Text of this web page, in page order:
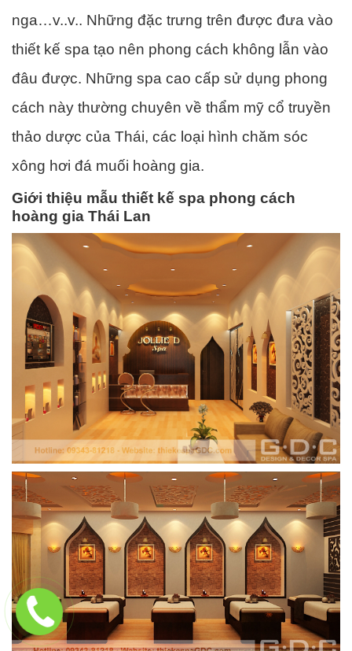
nga…v..v.. Những đặc trưng trên được đưa vào
thiết kế spa tạo nên phong cách không lẫn vào
đâu được. Những spa cao cấp sử dụng phong
cách này thường chuyên về thẩm mỹ cổ truyền
thảo dược của Thái, các loại hình chăm sóc
xông hơi đá muối hoàng gia.
Giới thiệu mẫu thiết kế spa phong cách
hoàng gia Thái Lan